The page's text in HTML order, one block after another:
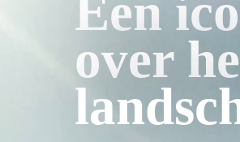
Een
over